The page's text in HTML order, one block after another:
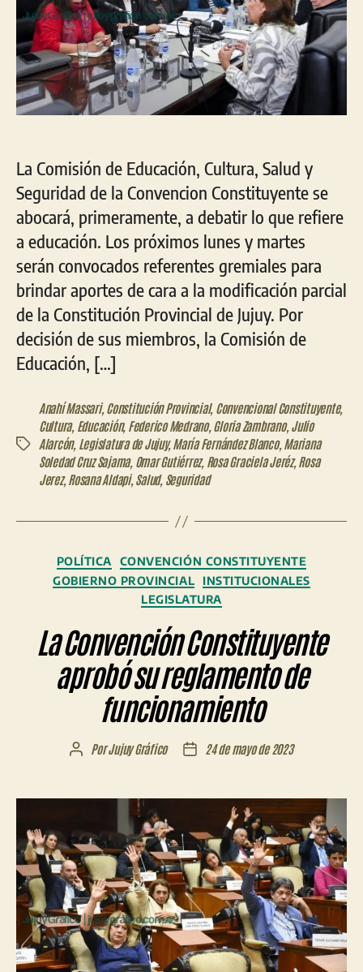
La Comisión de Educación, Cultura, Salud y
Seguridad de la Convencion Constituyente se
abocará, primeramente, a debatir lo que refiere
a educación. Los próximos lunes y martes
serán convocados referentes gremiales para
brindar aportes de cara a la modificación parcial
de la Constitución Provincial de Jujuy. Por
decisión de sus miembros, la Comisión de
Educación, […]
Etiquetas
Anahí Massari, Constitución Provincial, Convencional Constituyente,
Cultura, Educación, Federico Medrano, Gloria Zambrano, Julio
Alarcón, Legislatura de Jujuy,María Fernández Blanco, Mariana
Soledad Cruz Sajama, Omar Gutiérrez, Rosa Graciela Jeréz, Rosa
Jerez, Rosana Aldapi, Salud, Seguridad
Categorías
POLÍTICA
CONVENCIÓN CONSTITUYENTE
GOBIERNO PROVINCIAL
INSTITUCIONALES
LEGISLATURA
La Convención Constituyente
aprobó su reglamento de
funcionamiento
Autor
entrada
PorJujuy Gráfico
Fecha
entrada
24 de mayo de 2023